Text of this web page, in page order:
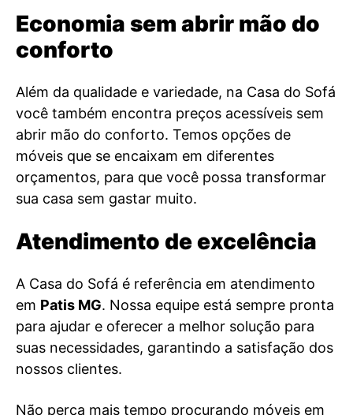
Economia sem abrir mão do
conforto
Além da qualidade e variedade, na Casa do Sofá
você também encontra preços acessíveis sem
abrir mão do conforto. Temos opções de
móveis que se encaixam em diferentes
orçamentos, para que você possa transformar
sua casa sem gastar muito.
Atendimento de excelência
A Casa do Sofá é referência em atendimento
em Patis MG. Nossa equipe está sempre pronta
para ajudar e oferecer a melhor solução para
suas necessidades, garantindo a satisfação dos
nossos clientes.
Não perca mais tempo procurando móveis em